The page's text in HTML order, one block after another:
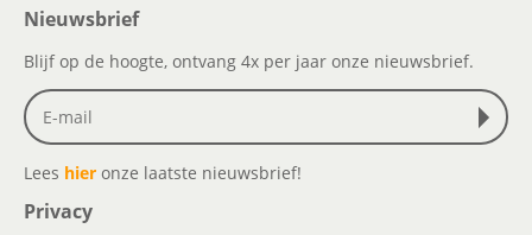
Nieuwsbrief
Blijf op de hoogte, ontvang 4x per jaar onze nieuwsbrief.
Lees hier onze laatste nieuwsbrief!
Privacy